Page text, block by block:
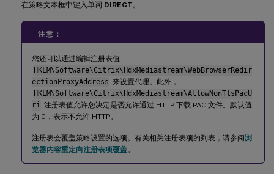
在策略文本框中键入单词 DIRECT。
注意：
您还可以通过编辑注册表值
HKLM\Software\Citrix\HdxMediastream\WebBrowserRedir
ectionProxyAddress 来设置代理。此外，
HKLM\Software\Citrix\HdxMediastream\AllowNonTlsPacU
ri 注册表值允许您决定是否允许通过 HTTP 下载 PAC 文件。默认值
为 0，表示不允许 HTTP。
注册表会覆盖策略设置的选项。有关相关注册表项的列表，请参阅浏
览器内容重定向注册表项覆盖。